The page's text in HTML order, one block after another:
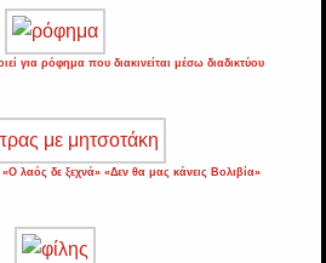
για ρόφημα που διακινείται μέσω διαδικτύου
λαός δε ξεχνά» «Δεν θα μας κάνεις Βολιβία»